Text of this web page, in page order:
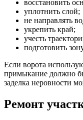
восстановить
уплотнить слой;
не направлять
укрепить край;
учесть
подготовить
Если ворота
примыкание должно
заделка неровности
Ремонт